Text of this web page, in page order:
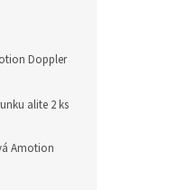
Doppler
alite 2 ks
Amotion